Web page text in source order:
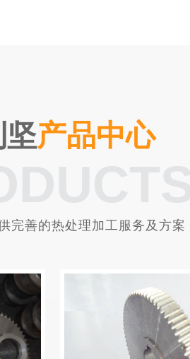
坚产品中心
完善的热处理加工服务及方案